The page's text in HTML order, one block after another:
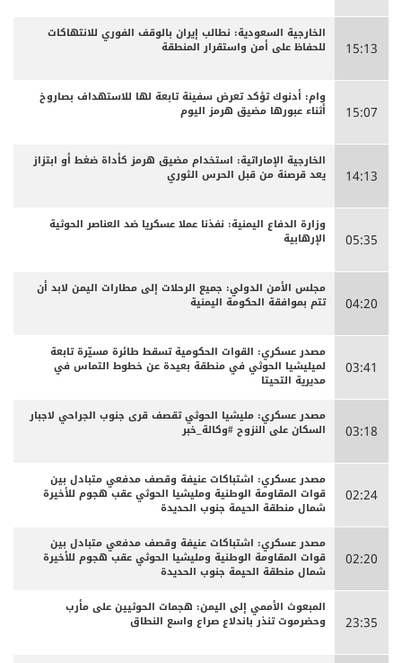
15:13
الخارجية السعودية: نطالب إيران بالوقف الفوري للانتهاكات
للحفاظ على أمن واستقرار المنطقة
15:07
وام: أدنوك تؤكد تعرض سفينة تابعة لها للاستهداف بصاروخ
أثناء عبورها مضيق هرمز اليوم
14:13
الخارجية الإماراتية: استخدام مضيق هرمز كأداة ضغط أو ابتزاز
يعد قرصنة من قبل الحرس الثوري
05:35
وزارة الدفاع اليمنية: نفذنا عملا عسكريا ضد العناصر الحوثية
الإرهابية
04:20
مجلس الأمن الدولي: جميع الرحلات إلى مطارات اليمن لابد أن
تتم بموافقة الحكومة اليمنية
03:41
مصدر عسكري: القوات الحكومية تسقط طائرة مسيّرة تابعة
لميليشيا الحوثي في منطقة بعيدة عن خطوط التماس في
مديرية التحيتا
03:18
مصدر عسكري: مليشيا الحوثي تقصف قرى جنوب الجراحي لاجبار
السكان على النزوح #وكالة_خبر
02:24
مصدر عسكري: اشتباكات عنيفة وقصف مدفعي متبادل بين
قوات المقاومة الوطنية ومليشيا الحوثي عقب هجوم للأخيرة
شمال منطقة الحيمة جنوب الحديدة
02:20
مصدر عسكري: اشتباكات عنيفة وقصف مدفعي متبادل بين
قوات المقاومة الوطنية ومليشيا الحوثي عقب هجوم للأخيرة
شمال منطقة الحيمة جنوب الحديدة
23:35
المبعوث الأممي إلى اليمن: هجمات الحوثيين على مأرب
وحضرموت تنذر باندلاع صراع واسع النطاق